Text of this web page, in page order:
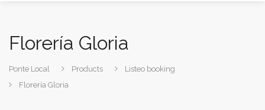
Florería Gloria
Ponte Local Products
Listeo booking
Florería Gloria